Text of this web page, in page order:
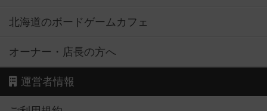
北海道のボードゲームカフェ
オーナー・店長の方へ
運営者情報